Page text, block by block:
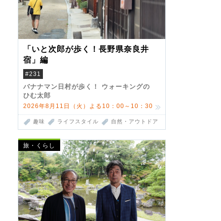
「いと次郎が歩く！長野県奈良井
宿」編
#231
バナナマン日村が歩く！ ウォーキングの
ひむ太郎
2026年8月11日（火）よる10：00～10：30
趣味 ライフスタイル 自然・アウトドア
旅・くらし